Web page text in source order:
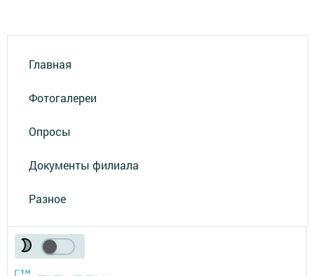
Главная
Фотогалереи
Опросы
Документы филиала
Разное